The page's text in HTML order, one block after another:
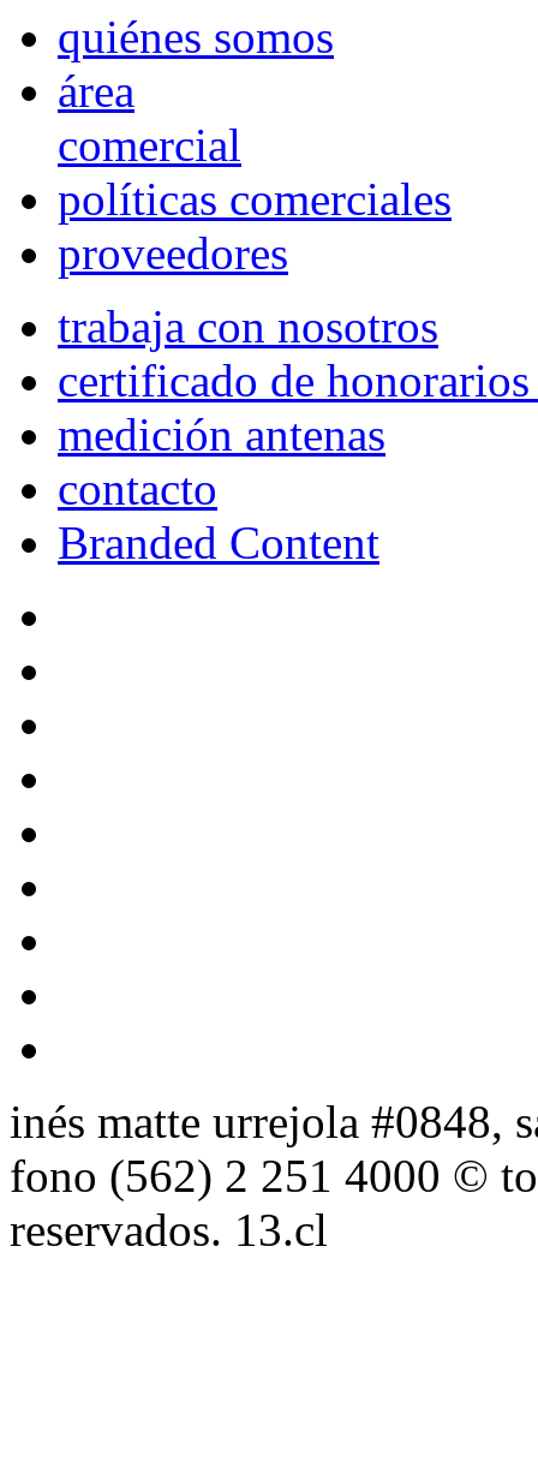
quiénes somos
área
comercial
políticas comerciales
proveedores
trabaja con nosotros
certificado de
medición antenas
contacto
Branded Content
inés matte urrejola #0848,
fono (562) 2 251 4000 ©
reservados. 13.cl